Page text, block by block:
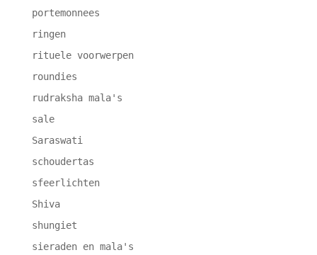
portemonnees
ringen
rituele voorwerpen
roundies
rudraksha mala's
sale
Saraswati
schoudertas
sfeerlichten
Shiva
shungiet
sieraden en mala's